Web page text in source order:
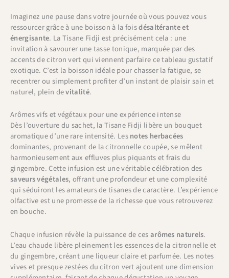
Imaginez une pause dans votre journée où vous pouvez vous
ressourcer grâce à une boisson à la foisdésaltérante et
énergisante. La Tisane Fidji est précisément cela : une
invitation à savourer une tasse tonique, marquée par des
accents de citron vert qui viennent parfaire ce tableau gustatif
exotique. C’est la boisson idéale pour chasser la fatigue, se
recentrer ou simplement profiter d’un instant de plaisir sain et
naturel, plein devitalité.
Arômes vifs et végétaux pour une expérience intense
Dès l’ouverture du sachet, la Tisane Fidji libère un bouquet
aromatique d’une rare intensité. Lesnotes herbacées
dominantes, provenant de la citronnelle coupée, se mêlent
harmonieusement aux effluves plus piquants et frais du
gingembre. Cette infusion est une véritable célébration des
saveurs végétales, offrant une profondeur et une complexité
qui séduiront les amateurs de tisanes de caractère. L’expérience
olfactive est une promesse de la richesse que vous retrouverez
en bouche.
Chaque infusion révèle la puissance de cesarômes naturels.
L’eau chaude libère pleinement les essences de la citronnelle et
du gingembre, créant une liqueur claire et parfumée. Les notes
vives et presque zestées du citron vert ajoutent une dimension